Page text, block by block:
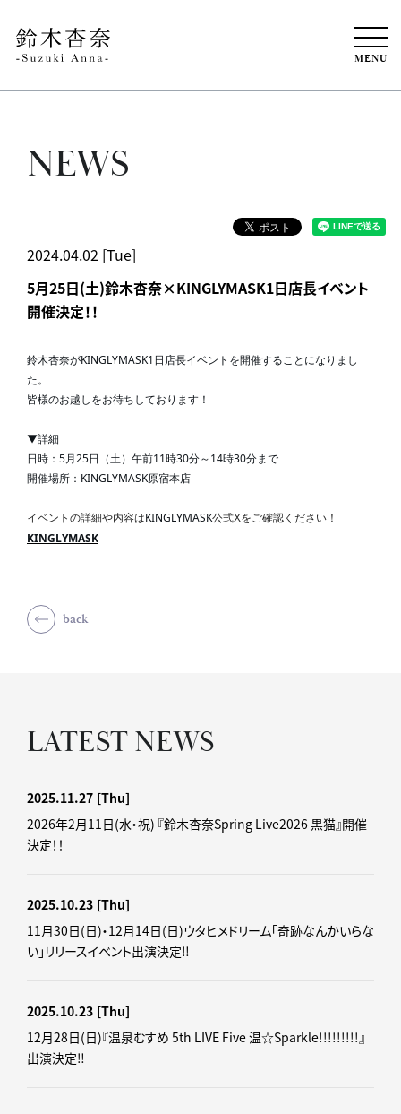
MENU
NEWS
2024.04.02 [Tue]
5月25日(土)鈴木杏奈×KINGLYMASK1日店長イベント
開催決定！！
鈴木杏奈がKINGLYMASK1日店長イベントを開催することになりまし
た。
皆様のお越しをお待ちしております！
▼詳細
日時：5月25日（土）午前11時30分～14時30分まで
開催場所：KINGLYMASK原宿本店
イベントの詳細や内容はKINGLYMASK公式Xをご確認ください！
KINGLYMASK
back
LATEST NEWS
2025.11.27 [Thu]
2026年2月11日(水・祝) 『鈴木杏奈Spring Live2026 黒猫』開催
決定！！
2025.10.23 [Thu]
11月30日(日)・12月14日(日)ウタヒメドリーム「奇跡なんかいらな
い」リリースイベント出演決定‼
2025.10.23 [Thu]
12月28日(日)『温泉むすめ 5th LIVE Five 温☆Sparkle!!!!!!!!!』
出演決定‼